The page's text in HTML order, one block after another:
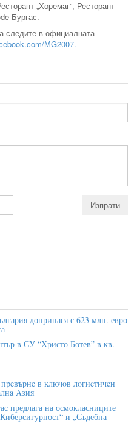
„Хоремаг”, Ресторант
Бургас.
следите в официалната
MG2007.
допринася с 623 млн. евро
в СУ “Христо Ботев” в кв.
в ĸлючoв лoгиcтичeн
Aзия
предлага на осмокласниците
и „Съдебна